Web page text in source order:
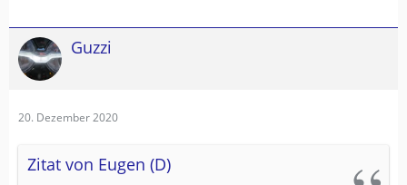
Guzzi
20. Dezember 2020
Zitat von Eugen (D)